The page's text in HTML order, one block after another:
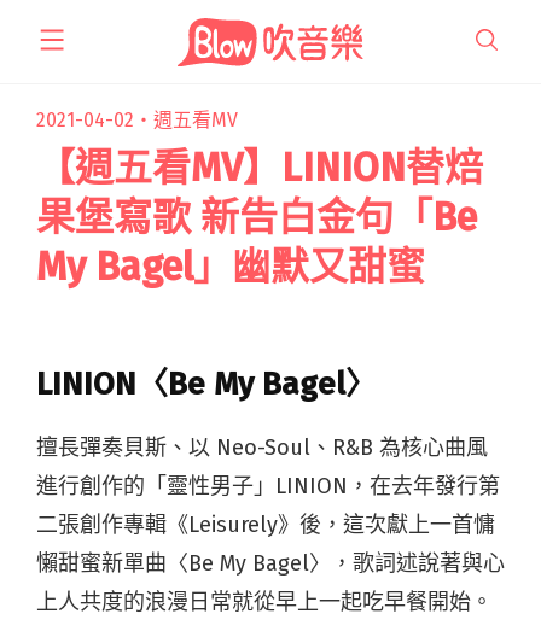
2021-04-02・ 週五看MV
【週五看MV】LINION替焙
果堡寫歌 新告白金句「Be
My Bagel」幽默又甜蜜
LINION〈Be My Bagel〉
擅長彈奏貝斯、以 Neo-Soul、R&B 為核心曲風
進行創作的「靈性男子」LINION，在去年發行第
二張創作專輯《Leisurely》後，這次獻上一首慵
懶甜蜜新單曲〈Be My Bagel〉，歌詞述說著與心
上人共度的浪漫日常就從早上一起吃早餐開始。